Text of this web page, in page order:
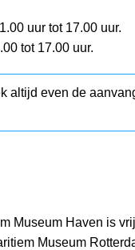
uur tot 17.00 uur.
tot 17.00 uur.
altijd even de
Museum Haven is
Museum